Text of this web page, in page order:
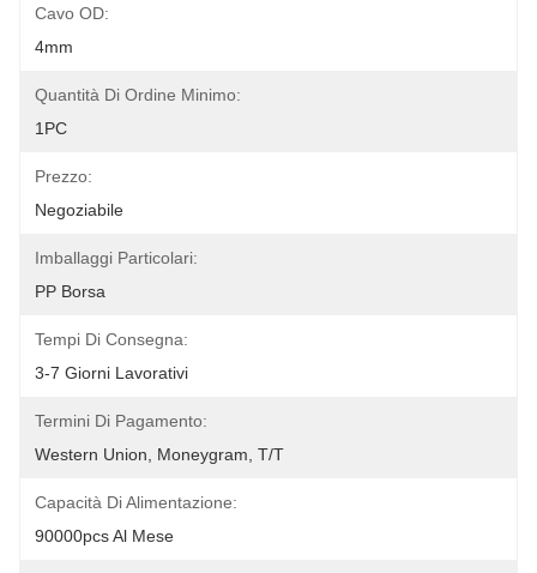
Cavo OD:
4mm
Quantità Di Ordine Minimo:
1PC
Prezzo:
Negoziabile
Imballaggi Particolari:
PP Borsa
Tempi Di Consegna:
3-7 Giorni Lavorativi
Termini Di Pagamento:
Western Union, Moneygram, T/T
Capacità Di Alimentazione:
90000pcs Al Mese